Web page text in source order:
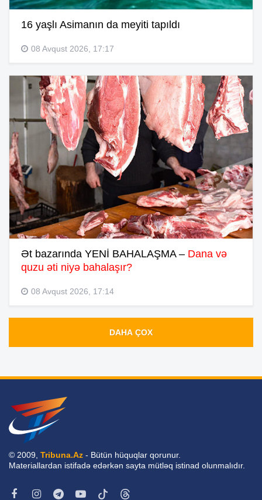
16 yaşlı Asimanın da meyiti tapıldı
08 Avqust 2026, 17:17
Ət bazarında YENİ BAHALAŞMA – Dana və
quzu əti niyə bahalaşır?
08 Avqust 2026, 17:14
DAHA ÇOX
© 2009, Tribuna.Az - Bütün hüquqlar qorunur.
Materiallardan istifadə edərkən sayta mütləq istinad olunmalıdır.